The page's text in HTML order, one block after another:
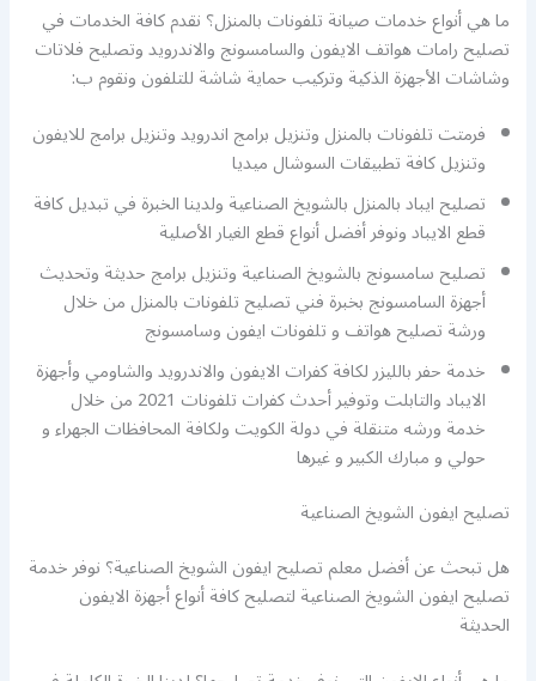
ما هي أنواع خدمات صيانة تلفونات بالمنزل؟ نقدم كافة الخدمات في
تصليح رامات هواتف الايفون والسامسونج والاندرويد وتصليح فلاتات
وشاشات الأجهزة الذكية وتركيب حماية شاشة للتلفون ونقوم ب:
فرمتت تلفونات بالمنزل وتنزيل برامج اندرويد وتنزيل برامج للايفون
وتنزيل كافة تطبيقات السوشال ميديا
تصليح ايباد بالمنزل بالشويخ الصناعية ولدينا الخبرة في تبديل كافة
قطع الايباد ونوفر أفضل أنواع قطع الغيار الأصلية
تصليح سامسونج بالشويخ الصناعية وتنزيل برامج حديثة وتحديث
أجهزة السامسونج بخبرة فني تصليح تلفونات بالمنزل من خلال
ورشة تصليح هواتف و تلفونات ايفون وسامسونج
خدمة حفر بالليزر لكافة كفرات الايفون والاندرويد والشاومي وأجهزة
الايباد والتابلت وتوفير أحدث كفرات تلفونات 2021 من خلال
خدمة ورشه متنقلة في دولة الكويت ولكافة المحافظات الجهراء و
حولي و مبارك الكبير و غيرها
تصليح ايفون الشويخ الصناعية
هل تبحث عن أفضل معلم تصليح ايفون الشويخ الصناعية؟ نوفر خدمة
تصليح ايفون الشويخ الصناعية لتصليح كافة أنواع أجهزة الايفون
الحديثة